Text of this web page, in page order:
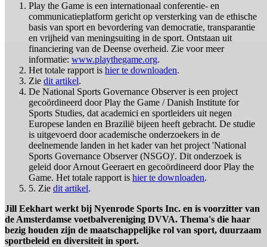
Play the Game is een internationaal conferentie- en
communicatieplatform gericht op versterking van de ethische
basis van sport en bevordering van democratie, transparantie
en vrijheid van meningsuiting in de sport. Ontstaan uit
financiering van de Deense overheid. Zie voor meer
informatie: www.playthegame.org.
Het totale rapport is hier te downloaden.
Zie dit artikel.
De National Sports Governance Observer is een project
gecoördineerd door Play the Game / Danish Institute for
Sports Studies, dat academici en sportleiders uit negen
Europese landen en Brazilië bijeen heeft gebracht. De studie
is uitgevoerd door academische onderzoekers in de
deelnemende landen in het kader van het project 'National
Sports Governance Observer (NSGO)'. Dit onderzoek is
geleid door Arnout Geeraert en gecoördineerd door Play the
Game. Het totale rapport is hier te downloaden.
5. Zie dit artikel.
Jill Eekhart werkt bij Nyenrode Sports Inc. en is voorzitter van
de Amsterdamse voetbalvereniging DVVA. Thema's die haar
bezig houden zijn de maatschappelijke rol van sport, duurzaam
sportbeleid en diversiteit in sport.